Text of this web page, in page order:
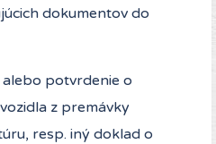
dokumentov do
alebo potvrdenie o
z premávky
resp. iný doklad o